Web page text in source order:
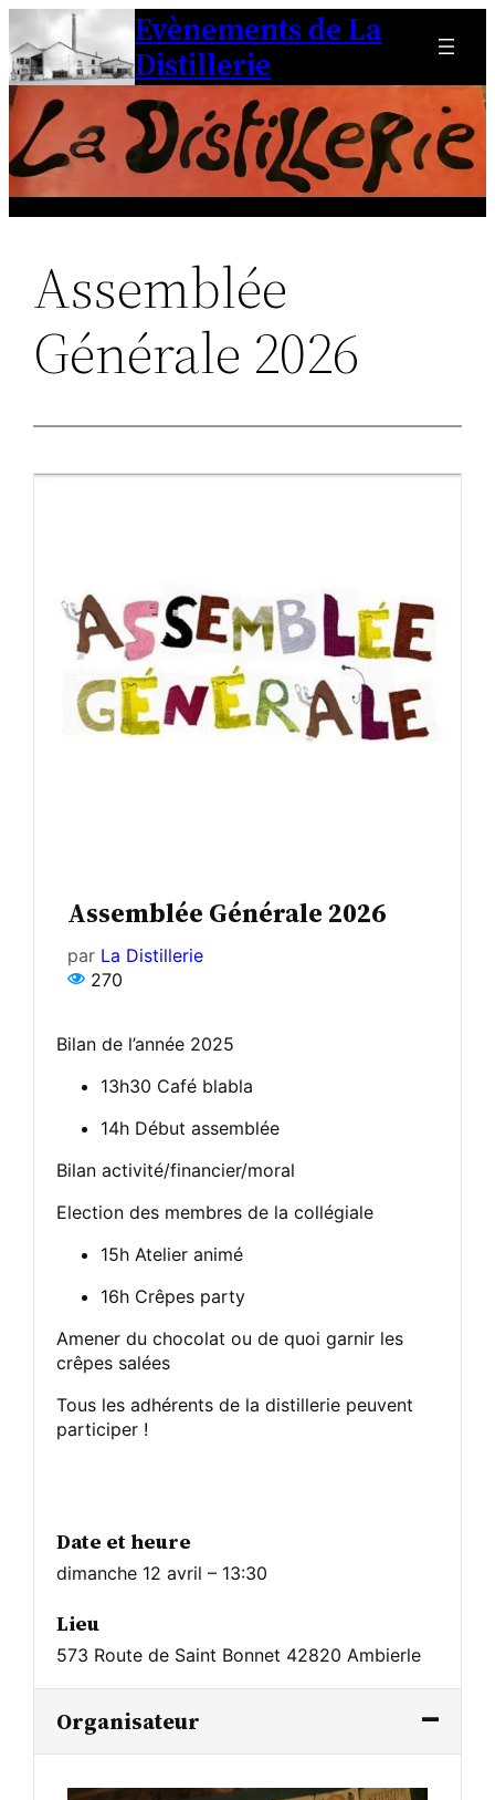
Aller
au
contenu
Evènements de La
Distillerie
Assemblée
Générale 2026
Assemblée Générale 2026
par La Distillerie
270
Bilan de l’année 2025
13h30 Café blabla
14h Début assemblée
Bilan activité/financier/moral
Election des membres de la collégiale
15h Atelier animé
16h Crêpes party
Amener du chocolat ou de quoi garnir les
crêpes salées
Tous les adhérents de la distillerie peuvent
participer !
Date et heure
dimanche 12 avril – 13:30
Lieu
573 Route de Saint Bonnet 42820 Ambierle
Organisateur